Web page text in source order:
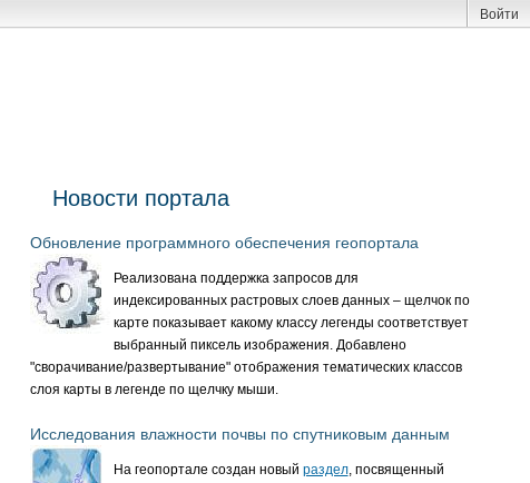
Войти
Новости портала
Обновление программного обеспечения геопортала
Реализована поддержка запросов для
индексированных растровых слоев данных – щелчок по
карте показывает какому классу легенды соответствует
выбранный пиксель изображения. Добавлено
"сворачивание/развертывание" отображения тематических классов
слоя карты в легенде по щелчку мыши.
Исследования влажности почвы по спутниковым данным
На геопортале создан новый раздел, посвященный